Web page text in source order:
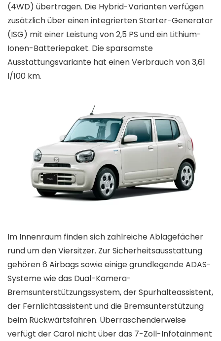
(4WD) übertragen. Die Hybrid-Varianten verfügen
zusätzlich über einen integrierten Starter-Generator
(ISG) mit einer Leistung von 2,5 PS und ein Lithium-
Ionen-Batteriepaket. Die sparsamste
Ausstattungsvariante hat einen Verbrauch von 3,61
l/100 km.
Im Innenraum finden sich zahlreiche Ablagefächer
rund um den Viersitzer. Zur Sicherheitsausstattung
gehören 6 Airbags sowie einige grundlegende ADAS-
Systeme wie das Dual-Kamera-
Bremsunterstützungssystem, der Spurhalteassistent,
der Fernlichtassistent und die Bremsunterstützung
beim Rückwärtsfahren. Überraschenderweise
verfügt der Carol nicht über das 7-Zoll-Infotainment